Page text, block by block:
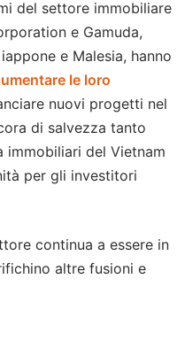
del settore immobiliare
e Gamuda,
e Malesia, hanno
le loro
nuovi progetti nel
di salvezza tanto
immobiliari del Vietnam
per gli investitori
continua a essere in
altre fusioni e